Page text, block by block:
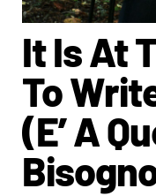
It Is At
To
(E’ A